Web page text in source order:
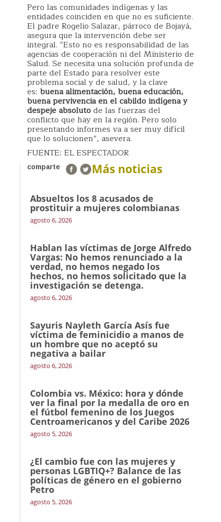
Pero las comunidades indígenas y las
entidades coinciden en que no es suficiente.
El padre Rogelio Salazar, párroco de Bojayá,
asegura que la intervención debe ser
integral. “Esto no es responsabilidad de las
agencias de cooperación ni del Ministerio de
Salud. Se necesita una solución profunda de
parte del Estado para resolver este
problema social y de salud, y la clave
es: buena alimentación, buena educación,
buena pervivencia en el cabildo indígena y
despeje absolutode las fuerzas del
conflicto que hay en la región. Pero solo
presentando informes va a ser muy difícil
que lo solucionen”, asevera.
FUENTE: EL ESPECTADOR
comparte Más noticias
Absueltos los 8 acusados de
prostituir a mujeres colombianas
agosto 6, 2026
Hablan las víctimas de Jorge Alfredo
Vargas: No hemos renunciado a la
verdad, no hemos negado los
hechos, no hemos solicitado que la
investigación se detenga.
agosto 6, 2026
Sayuris Nayleth García Asís fue
víctima de feminicidio a manos de
un hombre que no aceptó su
negativa a bailar
agosto 6, 2026
Colombia vs. México: hora y dónde
ver la final por la medalla de oro en
el fútbol femenino de los Juegos
Centroamericanos y del Caribe 2026
agosto 5, 2026
¿El cambio fue con las mujeres y
personas LGBTIQ+? Balance de las
políticas de género en el gobierno
Petro
agosto 5, 2026